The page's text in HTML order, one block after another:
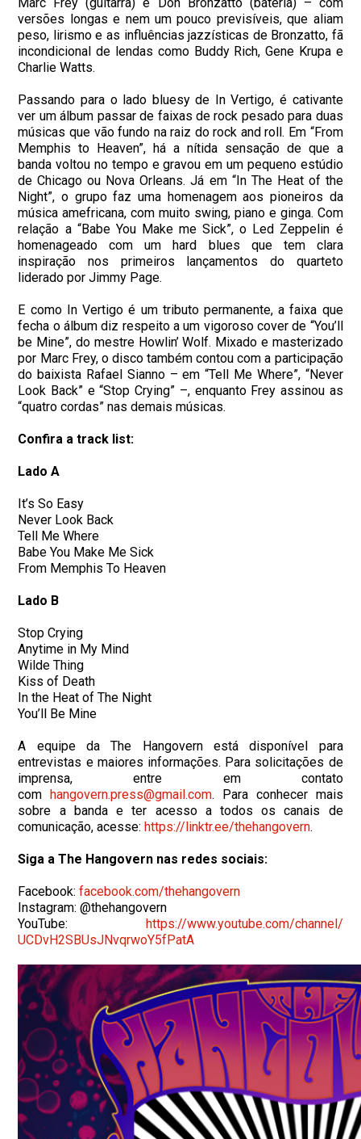
Marc Frey (guitarra) e Don Bronzatto (bateria) – com
versões longas e nem um pouco previsíveis, que aliam
peso, lirismo e as influências jazzísticas de Bronzatto, fã
incondicional de lendas como Buddy Rich, Gene Krupa e
Charlie Watts.
Passando para o lado bluesy de In Vertigo, é cativante
ver um álbum passar de faixas de rock pesado para duas
músicas que vão fundo na raiz do rock and roll. Em “From
Memphis to Heaven”, há a nítida sensação de que a
banda voltou no tempo e gravou em um pequeno estúdio
de Chicago ou Nova Orleans. Já em “In The Heat of the
Night”, o grupo faz uma homenagem aos pioneiros da
música amefricana, com muito swing, piano e ginga. Com
relação a “Babe You Make me Sick”, o Led Zeppelin é
homenageado com um hard blues que tem clara
inspiração nos primeiros lançamentos do quarteto
liderado por Jimmy Page.
E como In Vertigo é um tributo permanente, a faixa que
fecha o álbum diz respeito a um vigoroso cover de “You’ll
be Mine”, do mestre Howlin’ Wolf. Mixado e masterizado
por Marc Frey, o disco também contou com a participação
do baixista Rafael Sianno – em “Tell Me Where”, “Never
Look Back” e “Stop Crying” –, enquanto Frey assinou as
“quatro cordas” nas demais músicas.
Confira a track list:
Lado A
It’s So Easy
Never Look Back
Tell Me Where
Babe You Make Me Sick
From Memphis To Heaven
Lado B
Stop Crying
Anytime in My Mind
Wilde Thing
Kiss of Death
In the Heat of The Night
You’ll Be Mine
A equipe da The Hangovern está disponível para
entrevistas e maiores informações. Para solicitações de
imprensa, entre em contato
com hangovern.press@gmail.com. Para conhecer mais
sobre a banda e ter acesso a todos os canais de
comunicação, acesse: https://linktr.ee/thehangovern.
Siga a The Hangovern nas redes sociais:
Facebook:facebook.com/thehangovern
Instagram: @thehangovern
YouTube:
https://www.youtube.com/channel/
UCDvH2SBUsJNvqrwoY5fPatA